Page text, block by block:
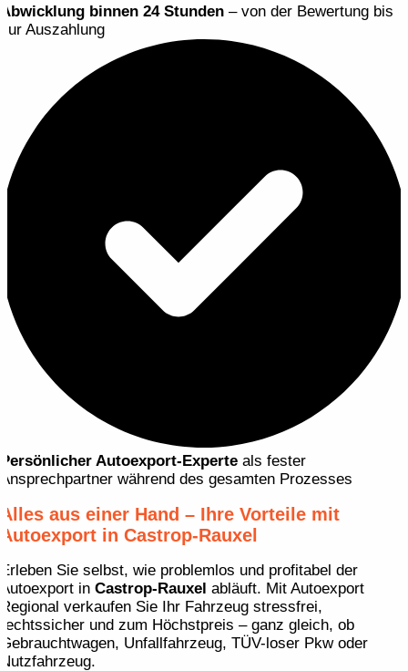
Abwicklung binnen 24 Stunden – von der Bewertung bis
zur Auszahlung
Persönlicher Autoexport-Experte als fester
Ansprechpartner während des gesamten Prozesses
Alles aus einer Hand – Ihre Vorteile mit
Autoexport in Castrop-Rauxel
Erleben Sie selbst, wie problemlos und profitabel der
Autoexport in Castrop-Rauxel abläuft. Mit Autoexport
Regional verkaufen Sie Ihr Fahrzeug stressfrei,
rechtssicher und zum Höchstpreis – ganz gleich, ob
Gebrauchtwagen, Unfallfahrzeug, TÜV-loser Pkw oder
Nutzfahrzeug.